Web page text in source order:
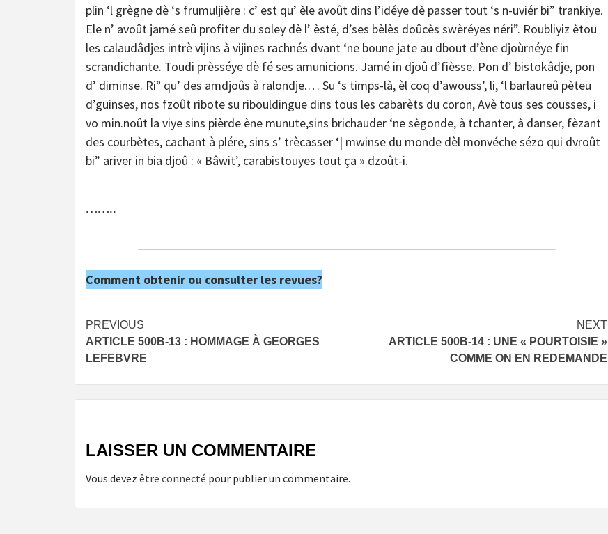
plin ‘l grègne dè ‘s frumuljière : c’ est qu’ èle avoût dins l’idéye dè passer tout ‘s n-uviér bi” trankiye.
Ele n’ avoût jamé seû profiter du soley dè l’ èsté, d’ses bèlès doûcès swèréyes néri”. Roubliyiz ètou
les calaudâdjes intrè vijins à vijines rachnés dvant ‘ne boune jate au dbout d’ène djoùrnéye fin
scrandichante. Toudi prèsséye dè fé ses amunicions. Jamé in djoû d’fièsse. Pon d’ bistokâdje, pon
d’ diminse. Ri° qu’ des amdjoûs à ralondje.… Su ‘s timps-là, èl coq d’awouss’, li, ‘l barlaureû pèteü
d’guinses, nos fzoût ribote su ribouldingue dins tous les cabarèts du coron, Avè tous ses cousses, i
vo min.noût la viye sins pièrde ène munute,sins brichauder ‘ne sègonde, à tchanter, à danser, fèzant
des courbètes, cachant à plére, sins s’ trècasser ‘| mwinse du monde dèl monvéche sézo qui dvroût
bi” ariver in bia djoû : « Bâwit’, carabistouyes tout ça » dzoût-i.
……..
Comment obtenir ou consulter les revues?
Post
navigation
PREVIOUS
ARTICLE 500B-13 : HOMMAGE À GEORGES
LEFEBVRE
NEXT
ARTICLE 500B-14 : UNE « POURTOISIE »
COMME ON EN REDEMANDE
LAISSER UN COMMENTAIRE
Vous devez être connecté pour publier un commentaire.